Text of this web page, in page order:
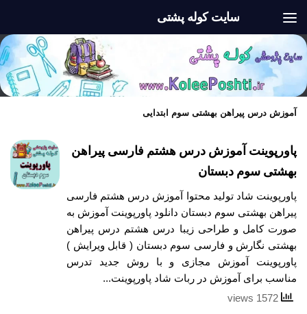
سایت کوله پشتی
آموزش درس پیراهن بهشتی سوم ابتدایی
پاورپوینت آموزش درس هشتم فارسی پیراهن
بهشتی سوم دبستان
پاورپوینت شاد تولید محتوا آموزش درس هشتم فارسی
پیراهن بهشتی سوم دبستان دانلود پاورپوینت آموزش به
صورت کامل و طراحی زیبا درس هشتم درس پیراهن
بهشتی نگارش و فارسی سوم دبستان ( قابل ویرایش )
پاورپوینت آموزش مجازی و با روش جدید تدرس
مناسب برای آموزش در ربات شاد پاورپوینت...